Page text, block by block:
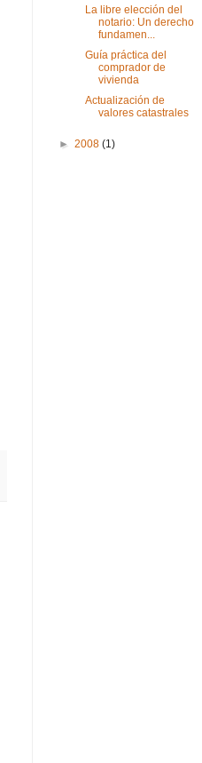
La libre elección del
notario: Un derecho
fundamen...
Guía práctica del
comprador de
vivienda
Actualización de
valores catastrales
► 2008 (1)